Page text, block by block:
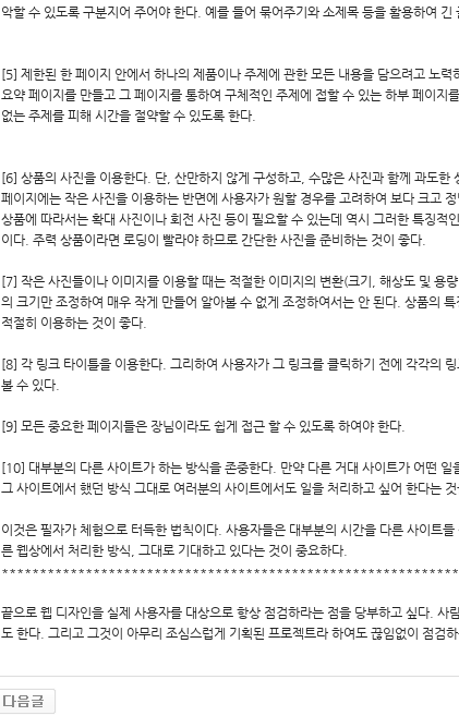
악할 수 있도록 구분지어 주어야 한다. 예를 들어 묶어주기와 소제목 등을 활용하여 긴
[5] 제한된 한 페이지 안에서 하나의 제품이나 주제에 관한 모든 내용을 담으려고 노
요약 페이지를 만들고 그 페이지를 통하여 구체적인 주제에 접할 수 있는 하부 페이지
없는 주제를 피해 시간을 절약할 수 있도록 한다.
[6] 상품의 사진을 이용한다. 단, 산만하지 않게 구성하고, 수많은 사진과 함께 과도한
페이지에는 작은 사진을 이용하는 반면에 사용자가 원할 경우를 고려하여 보다 크고
상품에 따라서는 확대 사진이나 회전 사진 등이 필요할 수 있는데 역시 그러한 특징적
이다. 주력 상품이라면 로딩이 빨라야 하므로 간단한 사진을 준비하는 것이 좋다.
[7] 작은 사진들이나 이미지를 이용할 때는 적절한 이미지의 변환(크기, 해상도 및 용
의 크기만 조정하여 매우 작게 만들어 알아볼 수 없게 조정하여서는 안 된다. 상품의
적절히 이용하는 것이 좋다.
[8] 각 링크 타이틀을 이용한다. 그리하여 사용자가 그 링크를 클릭하기 전에 각각의
볼 수 있다.
[9] 모든 중요한 페이지들은 장님이라도 쉽게 접근 할 수 있도록 하여야 한다.
[10] 대부분의 다른 사이트가 하는 방식을 존중한다. 만약 다른 거대 사이트가 어떤 일
그 사이트에서 했던 방식 그대로 여러분의 사이트에서도 일을 처리하고 싶어 한다는 것
이것은 필자가 체험으로 터득한 법칙이다. 사용자들은 대부분의 시간을 다른 사이트
른 웹상에서 처리한 방식, 그대로 기대하고 있다는 것이 중요하다.
끝으로 웹 디자인을 실제 사용자를 대상으로 항상 점검하라는 점을 당부하고 싶다. 사
도 한다. 그리고 그것이 아무리 조심스럽게 기획된 프로젝트라 하여도 끊임없이 점검